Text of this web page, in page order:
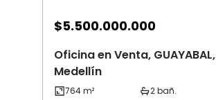
$5.500.000.000
Oficina en Venta, GUAYABAL,
Medellín